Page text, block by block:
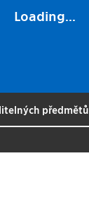
Loading...
předmětů